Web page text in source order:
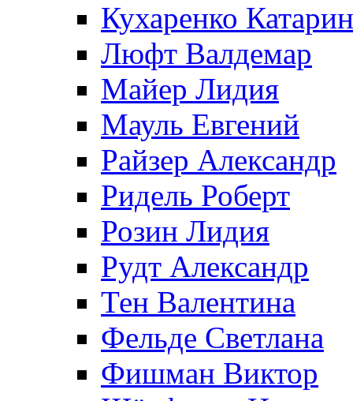
Кухаренко
Люфт Валдемaр
Майер Лидия
Мауль Евгений
Райзер Александр
Ридель Роберт
Розин Лидия
Рудт Александр
Тен Валентина
Фельде Светлана
Фишман Виктор